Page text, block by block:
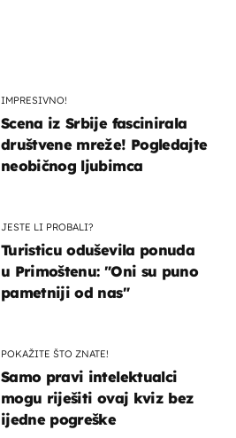
IMPRESIVNO!
Scena iz Srbije fascinirala
društvene mreže! Pogledajte
neobičnog ljubimca
JESTE LI PROBALI?
Turisticu oduševila ponuda
u Primoštenu: "Oni su puno
pametniji od nas"
POKAŽITE ŠTO ZNATE!
Samo pravi intelektualci
mogu riješiti ovaj kviz bez
ijedne pogreške